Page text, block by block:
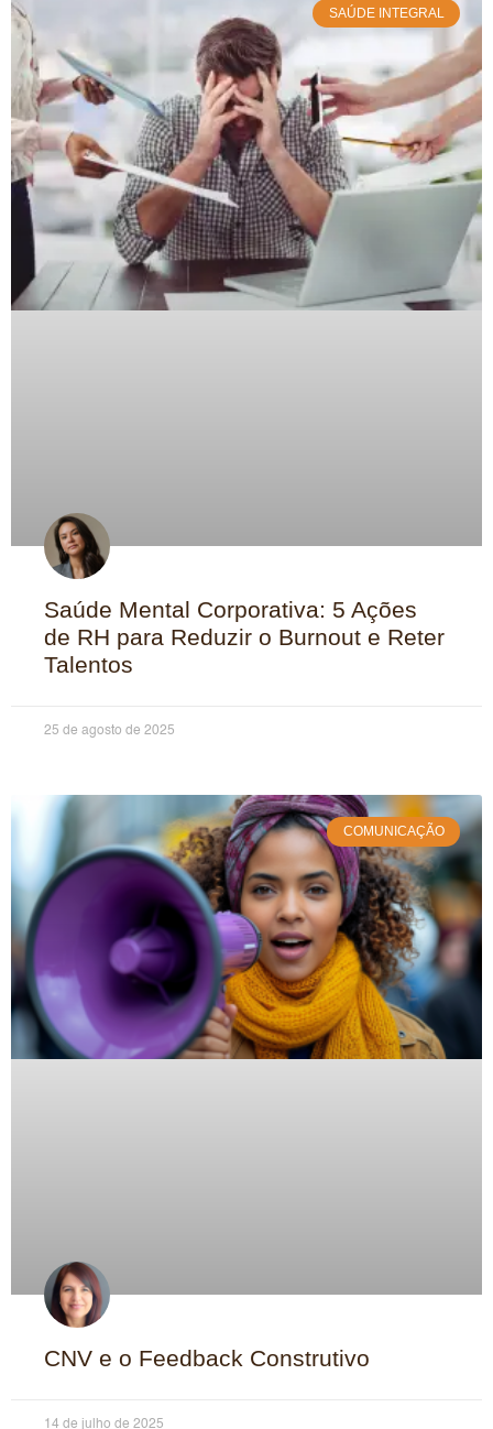
SAÚDE INTEGRAL
Saúde Mental Corporativa: 5 Ações
de RH para Reduzir o Burnout e Reter
Talentos
25 de agosto de 2025
COMUNICAÇÃO
CNV e o Feedback Construtivo
14 de julho de 2025